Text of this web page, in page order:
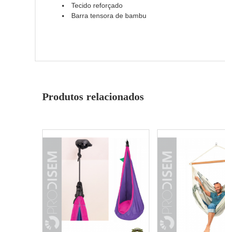
Tecido reforçado
Barra tensora de bambu
Produtos relacionados